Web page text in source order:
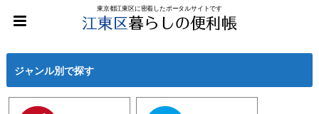
東京都江東区に密着したポータルサイトです
ジャンル別で探す